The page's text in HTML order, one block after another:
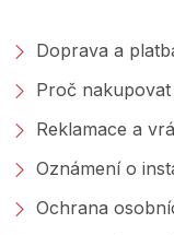
Doprava a
Proč nakupovat
Reklamace a
Oznámení o
Ochrana